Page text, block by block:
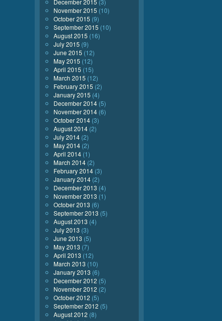
December 2015 (3)
November 2015 (10)
October 2015 (9)
September 2015 (10)
August 2015 (16)
July 2015 (9)
June 2015 (12)
May 2015 (12)
April 2015 (15)
March 2015 (12)
February 2015 (2)
January 2015 (4)
December 2014 (5)
November 2014 (6)
October 2014 (3)
August 2014 (2)
July 2014 (2)
May 2014 (2)
April 2014 (1)
March 2014 (2)
February 2014 (3)
January 2014 (2)
December 2013 (4)
November 2013 (1)
October 2013 (6)
September 2013 (5)
August 2013 (4)
July 2013 (3)
June 2013 (5)
May 2013 (7)
April 2013 (12)
March 2013 (10)
January 2013 (6)
December 2012 (5)
November 2012 (2)
October 2012 (5)
September 2012 (5)
August 2012 (8)